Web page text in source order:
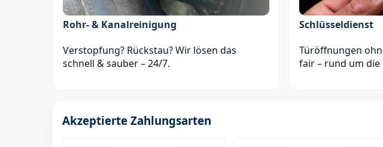
Rohr- & Kanalreinigung
Verstopfung? Rückstau? Wir lösen das
schnell & sauber – 24/7.
Schlüsseldienst
Türöffnungen
fair – rund um die
Akzeptierte Zahlungsarten